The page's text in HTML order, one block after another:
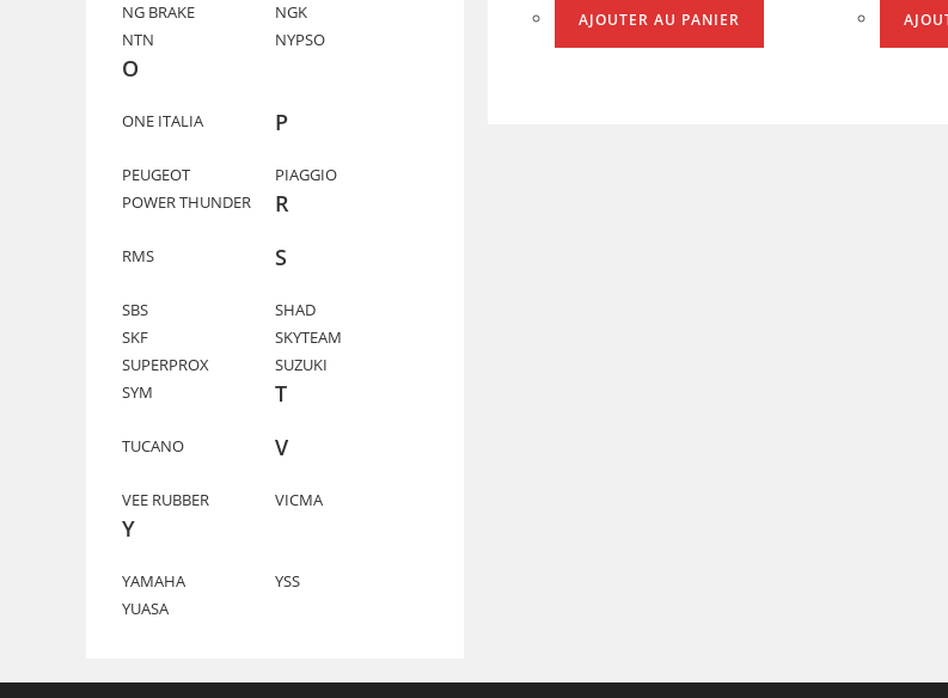
AJOUTER AU PANIER
NG BRAKE
NGK
NTN
NYPSO
O
ONE ITALIA P
PEUGEOT
PIAGGIO
POWER THUNDER
R
RMS S
SBS
SHAD
SKF
SKYTEAM
SUPERPROX
SUZUKI
SYM
T
TUCANO V
VEE RUBBER VICMA
Y
YAMAHA
YSS
YUASA